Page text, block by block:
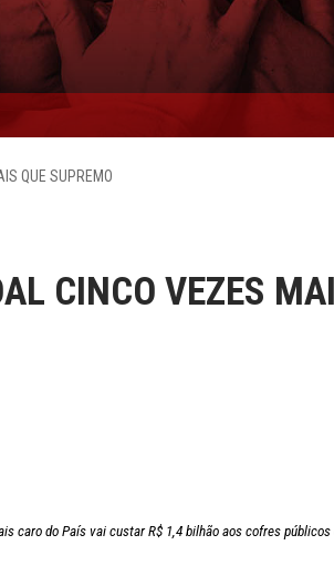
QUE SUPREMO
CINCO VEZES
caro do País vai custar R$ 1,4 bilhão aos cofres públicos